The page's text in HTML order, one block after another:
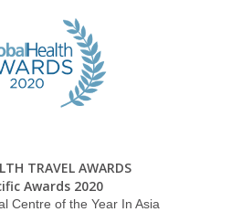
TRAVEL AWARDS
Awards 2020
Centre of the Year In Asia